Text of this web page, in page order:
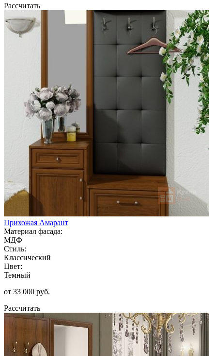
Рассчитать
Прихожая Амарант
Материал фасада:
МДФ
Стиль:
Классический
Цвет:
Темный
от 33 000 руб.
Рассчитать